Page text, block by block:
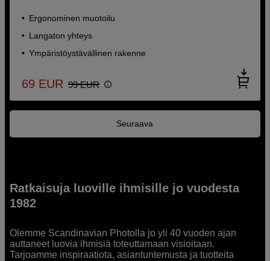
Ergonominen muotoilu
Langaton yhteys
Ympäristöystävällinen rakenne
69 EUR 99 EUR
Seuraava
Ratkaisuja luoville ihmisille jo vuodesta
1982
Olemme Scandinavian Photolla jo yli 40 vuoden ajan
auttaneet luovia ihmisiä toteuttamaan visioitaan.
Tarjoamme inspiraatiota, asiantuntemusta ja tuotteita